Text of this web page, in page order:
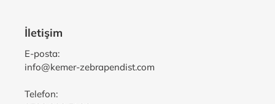
İletişim
E-posta:
info@kemer-zebrapendist.com
Telefon: